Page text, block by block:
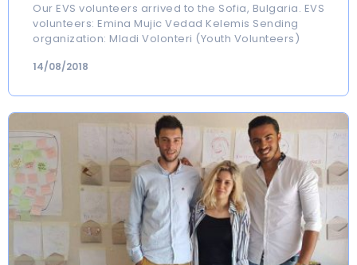
Our EVS volunteers arrived to the Sofia, Bulgaria. EVS
volunteers: Emina Mujic Vedad Kelemis Sending
organization: Mladi Volonteri (Youth Volunteers)
14/08/2018